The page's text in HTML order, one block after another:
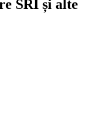
SRI și alte